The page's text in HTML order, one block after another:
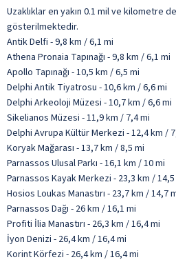
Uzaklıklar en yakın 0.1 mil ve kilometre
gösterilmektedir.
Antik Delfi - 9,8 km / 6,1 mi
Athena Pronaia Tapınağı - 9,8 km / 6,1 mi
Apollo Tapınağı - 10,5 km / 6,5 mi
Delphi Antik Tiyatrosu - 10,6 km / 6,6 mi
Delphi Arkeoloji Müzesi - 10,7 km / 6,6 mi
Sikelianos Müzesi - 11,9 km / 7,4 mi
Delphi Avrupa Kültür Merkezi - 12,4 km /
Koryak Mağarası - 13,7 km / 8,5 mi
Parnassos Ulusal Parkı - 16,1 km / 10 mi
Parnassos Kayak Merkezi - 23,3 km /
Hosios Loukas Manastırı - 23,7 km / 14,7
Parnassos Dağı - 26 km / 16,1 mi
Profiti İlia Manastırı - 26,3 km / 16,4 mi
İyon Denizi - 26,4 km / 16,4 mi
Korint Körfezi - 26,4 km / 16,4 mi